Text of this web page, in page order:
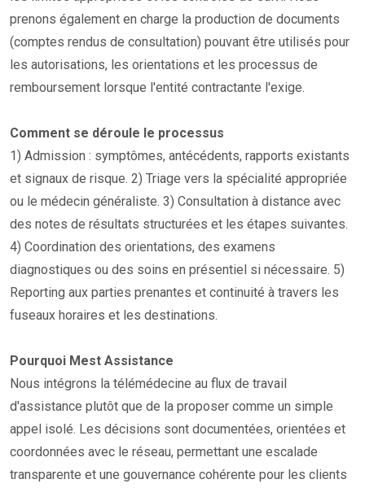
prenons également en charge la production de documents
(comptes rendus de consultation) pouvant être utilisés pour
les autorisations, les orientations et les processus de
remboursement lorsque l'entité contractante l'exige.
Comment se déroule le processus
1) Admission : symptômes, antécédents, rapports existants
et signaux de risque. 2) Triage vers la spécialité appropriée
ou le médecin généraliste. 3) Consultation à distance avec
des notes de résultats structurées et les étapes suivantes.
4) Coordination des orientations, des examens
diagnostiques ou des soins en présentiel si nécessaire. 5)
Reporting aux parties prenantes et continuité à travers les
fuseaux horaires et les destinations.
Pourquoi Mest Assistance
Nous intégrons la télémédecine au flux de travail
d'assistance plutôt que de la proposer comme un simple
appel isolé. Les décisions sont documentées, orientées et
coordonnées avec le réseau, permettant une escalade
transparente et une gouvernance cohérente pour les clients